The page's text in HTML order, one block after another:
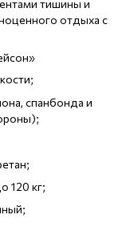
тишины и
отдыха с
спанбонда и
120 кг;